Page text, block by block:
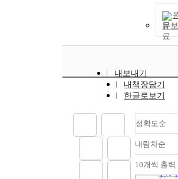
문
내보내기
내책장담기
한글로보기
정확도순
정
순
인
내림차순
내
10개씩 출력